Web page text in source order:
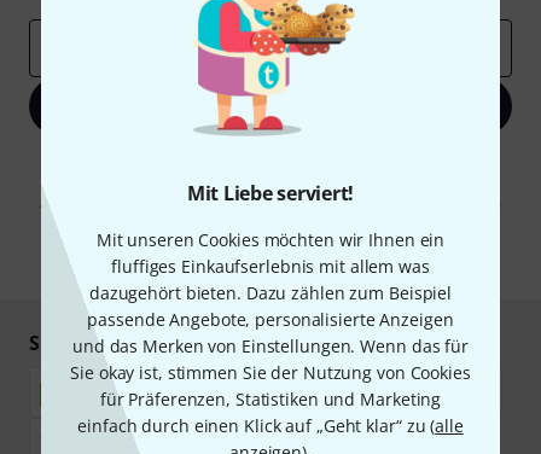
Mit Liebe serviert!
Mit unseren Cookies möchten wir Ihnen ein
fluffiges Einkaufserlebnis mit allem was
dazugehört bieten. Dazu zählen zum Beispiel
passende Angebote, personalisierte Anzeigen
und das Merken von Einstellungen. Wenn das für
Sie okay ist, stimmen Sie der Nutzung von Cookies
für Präferenzen, Statistiken und Marketing
einfach durch einen Klick auf „Geht klar“ zu (alle
Jetzt anmelden
Werbung und einer Messung des E-Mail-Nutzungsverhaltens zu. Die
Abmeldung ist jederzeit möglich. Weitere Informationen finden Sie in
* Pflichtfeld
Sicher einkaufen & bezahlen